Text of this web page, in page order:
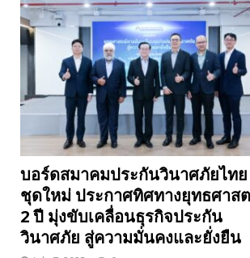
บอร์ดสมาคมประกันวินาศภัยไทย
ชุดใหม่ ประกาศทิศทางยุทธศาส
2 ปี มุ่งขับเคลื่อนธุรกิจประกัน
วินาศภัย สู่ความมั่นคงและยั่งยืน